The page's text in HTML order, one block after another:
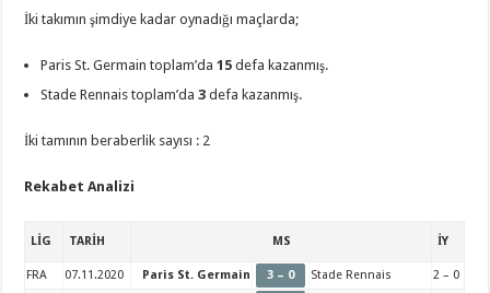
İki takımın şimdiye kadar oynadığı maçlarda;
Paris St. Germain toplam’da15 defa kazanmış.
Stade Rennais toplam’da3 defa kazanmış.
İki tamının beraberlik sayısı : 2
Rekabet Analizi
LİG TARİH MS İY
FRA 07.11.2020 Paris St. Germain 3 – 0 Stade Rennais 2 – 0